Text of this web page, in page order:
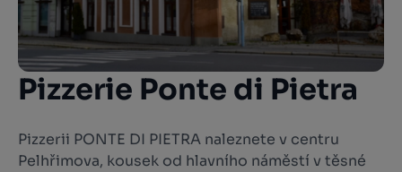
Pizzerie Ponte di Pietra
Pizzerii PONTE DI PIETRA naleznete v centru
Pelhřimova, kousek od hlavního náměstí v těsné